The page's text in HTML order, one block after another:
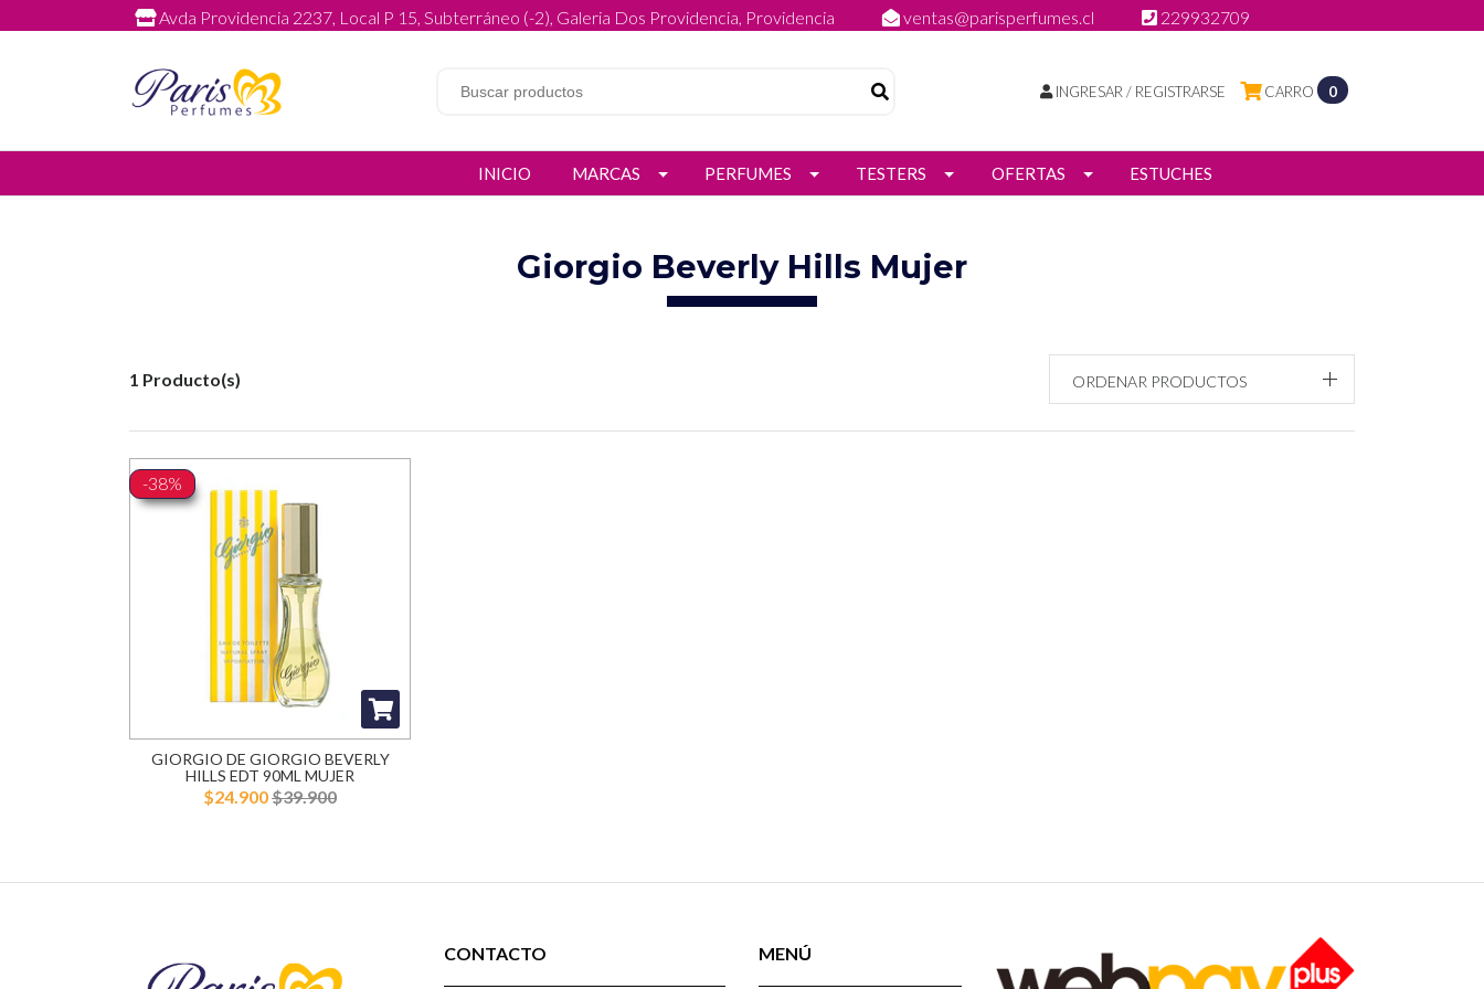
Avda Providencia 2237, Local P 15, Subterráneo (-2), Galeria Dos Providencia, Providencia ventas@parisperfumes.cl 229932709
CARRO 0
INGRESAR / REGISTRARSE
INICIO MARCAS PERFUMES TESTERS OFERTAS ESTUCHES
Giorgio Beverly Hills Mujer
1 Producto(s) ORDENAR PRODUCTOS
-38%
GIORGIO DE GIORGIO BEVERLY
HILLS EDT 90ML MUJER
$24.900$39.900
CONTACTO MENÚ